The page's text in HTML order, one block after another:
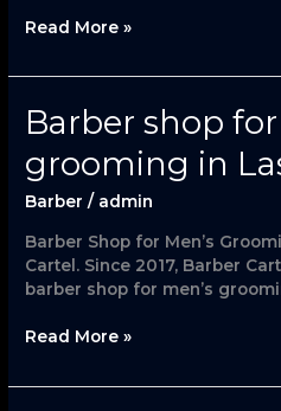
Read More »
Barber shop for
grooming in
Barber / admin
Barber Shop for Men’s
Cartel. Since 2017, Barber
barber shop for men’s
Barber
shop
for
men’s
grooming
Las
Vegas
Read More »